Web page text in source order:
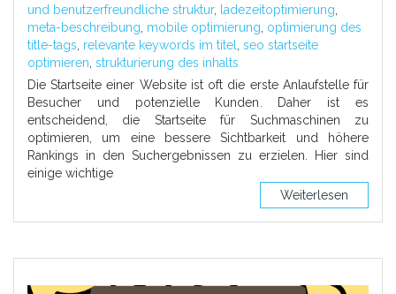
und benutzerfreundliche struktur, ladezeitoptimierung
meta-beschreibung mobile optimierung optimierung des
title-tags relevante keywords im titel
seo startseite
optimieren strukturierung des inhalts
Die Startseite einer Website ist oft die erste Anlaufstelle für
Besucher und potenzielle Kunden. Daher ist es
entscheidend, die Startseite für Suchmaschinen zu
optimieren, um eine bessere Sichtbarkeit und höhere
Rankings in den Suchergebnissen zu erzielen. Hier sind
einige wichtige
Weiterlesen